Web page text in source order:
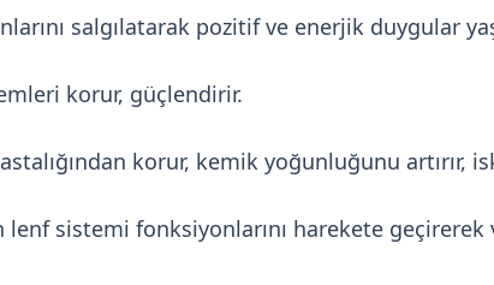
salgılatarak pozitif ve enerjik duygular
korur, güçlendirir.
korur, kemik yoğunluğunu artırır,
lenf sistemi fonksiyonlarını harekete